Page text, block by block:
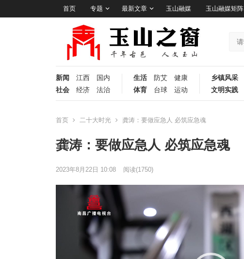
首页 专题 最新文章 玉山融媒 玉山融媒矩阵
新闻 江西
国内
社会
经济 法治
生活 防艾
健康
体育
台球 运动
乡镇风采
文明实践
首页 二十大时光 龚涛：要做应急人 必筑应急魂
龚涛：要做应急人 必筑应急魂
2023年8月22日 10:08 阅读(1750)